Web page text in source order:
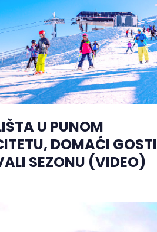
U PUNOM
DOMAĆI GOSTI
SEZONU (VIDEO)